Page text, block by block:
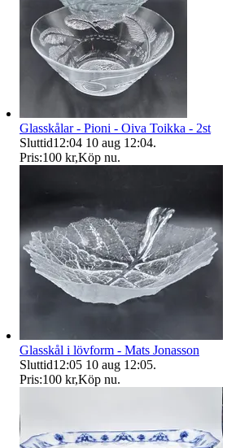
Glasskålar - Pioni - Oiva Toikka - 2st
Sluttid12:04 10 aug 12:04.
Pris:100 kr,Köp nu.
Glasskål i lövform - Mats Jonasson
Sluttid12:05 10 aug 12:05.
Pris:100 kr,Köp nu.